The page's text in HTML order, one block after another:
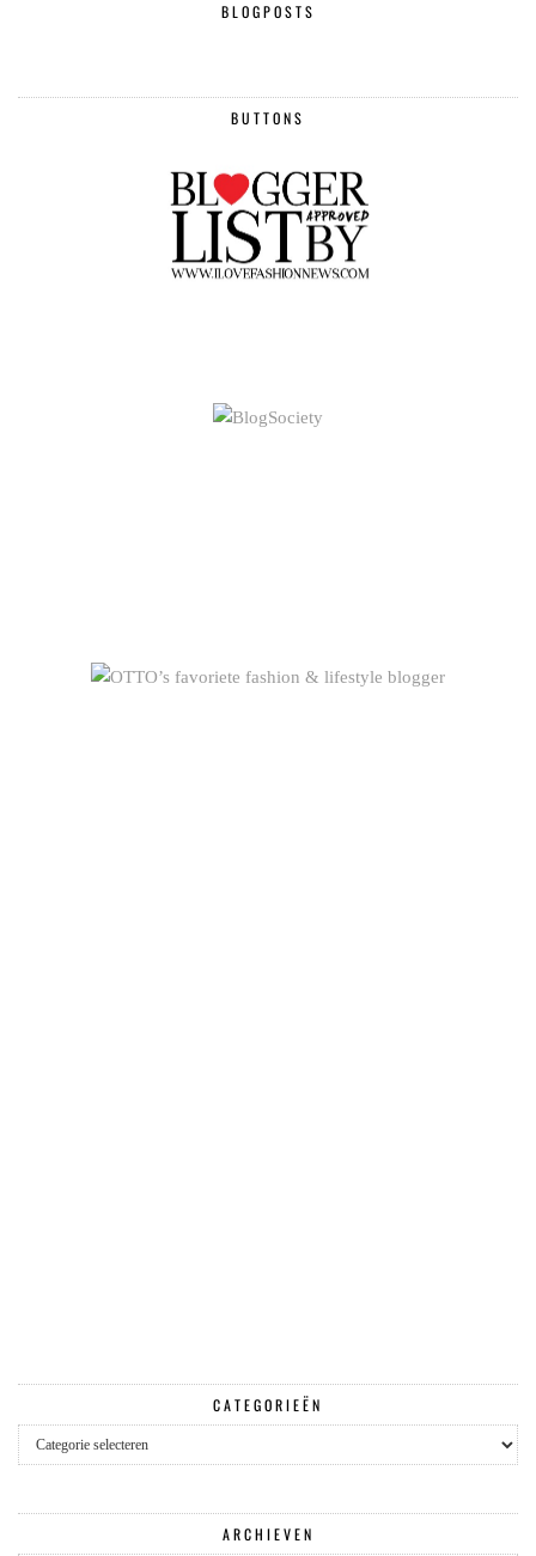
BLOGPOSTS
BUTTONS
CATEGORIEËN
Categorieën
ARCHIEVEN